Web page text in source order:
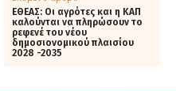
ΕΘΕΑΣ: Οι αγρότες και η ΚΑΠ
καλούνται να πληρώσουν το
ρεφενέ του νέου
δημοσιονομικού πλαισίου
2028 -2035